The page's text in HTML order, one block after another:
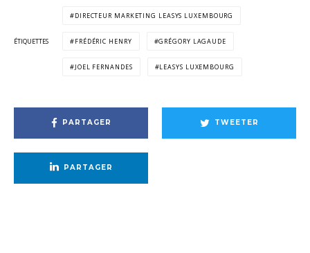
ÉTIQUETTES
DIRECTEUR MARKETING LEASYS LUXEMBOURG
FRÉDÉRIC HENRY GRÉGORY LAGAUDE
JOEL FERNANDES LEASYS LUXEMBOURG
PARTAGER TWEETER
PARTAGER